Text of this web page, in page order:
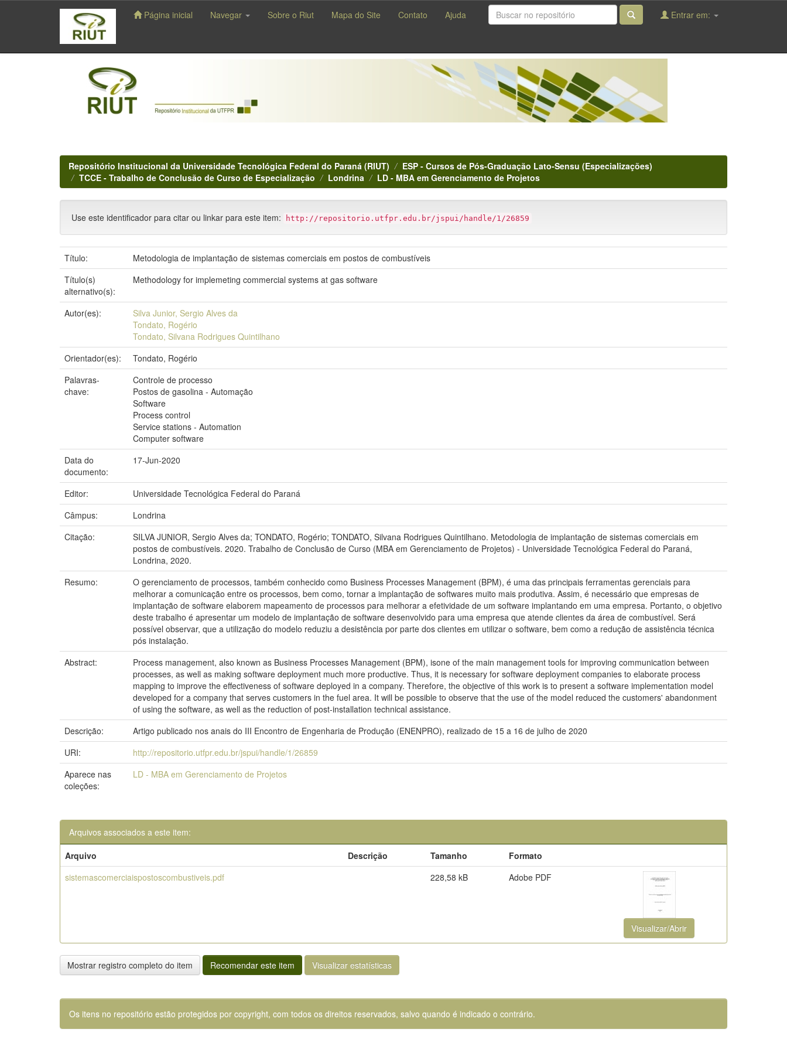
navigation
Página inicial Navegar Sobre o Riut Mapa do Site Contato Ajuda Entrar em:
Repositório Institucional da Universidade Tecnológica Federal do Paraná (RIUT)
ESP - Cursos de Pós-Graduação Lato-Sensu (Especializações)
TCCE - Trabalho de Conclusão de Curso de Especialização
Londrina LD - MBA em Gerenciamento de Projetos
Use este identificador para citar ou linkar para este item: http://repositorio.utfpr.edu.br/jspui/handle/1/26859
Título:
Metodologia de implantação de sistemas comerciais em postos de combustíveis
Título(s)
alternativo(s):
Methodology for implemeting commercial systems at gas software
Autor(es):
Silva Junior, Sergio Alves da
Tondato, Rogério
Tondato, Silvana Rodrigues Quintilhano
Orientador(es):
Tondato, Rogério
Palavras-
chave:
Controle de processo
Postos de gasolina - Automação
Software
Process control
Service stations - Automation
Computer software
Data do
documento:
17-Jun-2020
Editor:
Universidade Tecnológica Federal do Paraná
Câmpus:
Londrina
Citação:
SILVA JUNIOR, Sergio Alves da; TONDATO, Rogério; TONDATO, Silvana Rodrigues Quintilhano. Metodologia de implantação de sistemas comerciais em
postos de combustíveis. 2020. Trabalho de Conclusão de Curso (MBA em Gerenciamento de Projetos) - Universidade Tecnológica Federal do Paraná,
Londrina, 2020.
Resumo:
O gerenciamento de processos, também conhecido como Business Processes Management (BPM), é uma das principais ferramentas gerenciais para
melhorar a comunicação entre os processos, bem como, tornar a implantação de softwares muito mais produtiva. Assim, é necessário que empresas de
implantação de software elaborem mapeamento de processos para melhorar a efetividade de um software implantando em uma empresa. Portanto, o objetivo
deste trabalho é apresentar um modelo de implantação de software desenvolvido para uma empresa que atende clientes da área de combustível. Será
possível observar, que a utilização do modelo reduziu a desistência por parte dos clientes em utilizar o software, bem como a redução de assistência técnica
pós instalação.
Abstract:
Process management, also known as Business Processes Management (BPM), isone of the main management tools for improving communication between
processes, as well as making software deployment much more productive. Thus, it is necessary for software deployment companies to elaborate process
mapping to improve the effectiveness of software deployed in a company. Therefore, the objective of this work is to present a software implementation model
developed for a company that serves customers in the fuel area. It will be possible to observe that the use of the model reduced the customers' abandonment
of using the software, as well as the reduction of post-installation technical assistance.
Descrição:
Artigo publicado nos anais do III Encontro de Engenharia de Produção (ENENPRO), realizado de 15 a 16 de julho de 2020
URI:
http://repositorio.utfpr.edu.br/jspui/handle/1/26859
Aparece nas
coleções:
LD - MBA em Gerenciamento de Projetos
Arquivos associados a este item:
Arquivo
Descrição Tamanho
Formato
sistemascomerciaispostoscombustiveis.pdf
228,58 kB Adobe PDF
Visualizar/Abrir
Mostrar registro completo do item Recomendar este item Visualizar estatísticas
Os itens no repositório estão protegidos por copyright, com todos os direitos reservados, salvo quando é indicado o contrário.